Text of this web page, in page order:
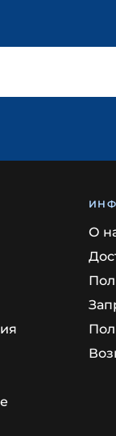
О